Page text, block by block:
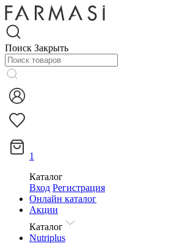
Поиск Закрыть
1
Каталог
Вход Регистрация
Онлайн каталог
Акции
Каталог
Nutriplus